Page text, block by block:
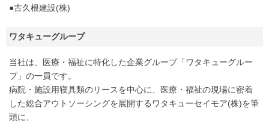
●古久根建設(株)
ワタキューグループ
当社は、医療・福祉に特化した企業グループ「ワタキューグルー
プ」の一員です。
病院・施設用寝具類のリースを中心に、医療・福祉の現場に密着
した総合アウトソーシングを展開するワタキューセイモア(株)を筆
頭に、